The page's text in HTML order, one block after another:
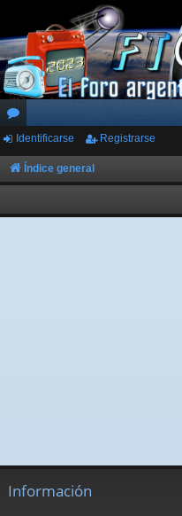
or
os
Identificarse Registrarse
Índice general
Información